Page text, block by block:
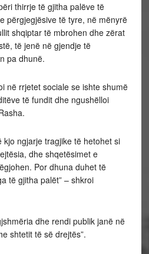
thirrje të gjitha palëve të
përgjegjësive të tyre, në mënyrë
shqiptar të mbrohen dhe zërat
të jenë në gjendje të
pa dhunë.
në rrjetet sociale se ishte shumë
të fundit dhe ngushë​lloi
kjo ngjarje tragjike të hetohet si
dhe shqetësimet e
Por dhuna duhet të
të gjitha palët” – shkroi
dhe rendi publik janë në
shtetit të së drejtës”.